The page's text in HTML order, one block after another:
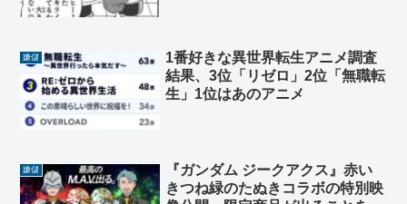
嫌儲
1番好きな異世界転生アニメ調査
結果、3位「リゼロ」2位「無職転
生」1位はあのアニメ
嫌儲
『ガンダム ジークアクス』赤い
きつね緑のたぬきコラボの特別映